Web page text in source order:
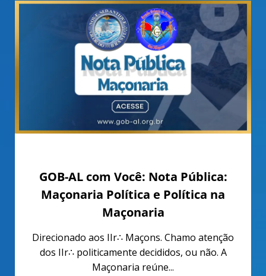
GOB-AL com Você: Nota Pública:
Maçonaria Política e Política na
Maçonaria
Direcionado aos IIr∴ Maçons. Chamo atenção
dos IIr∴ politicamente decididos, ou não. A
Maçonaria reúne...